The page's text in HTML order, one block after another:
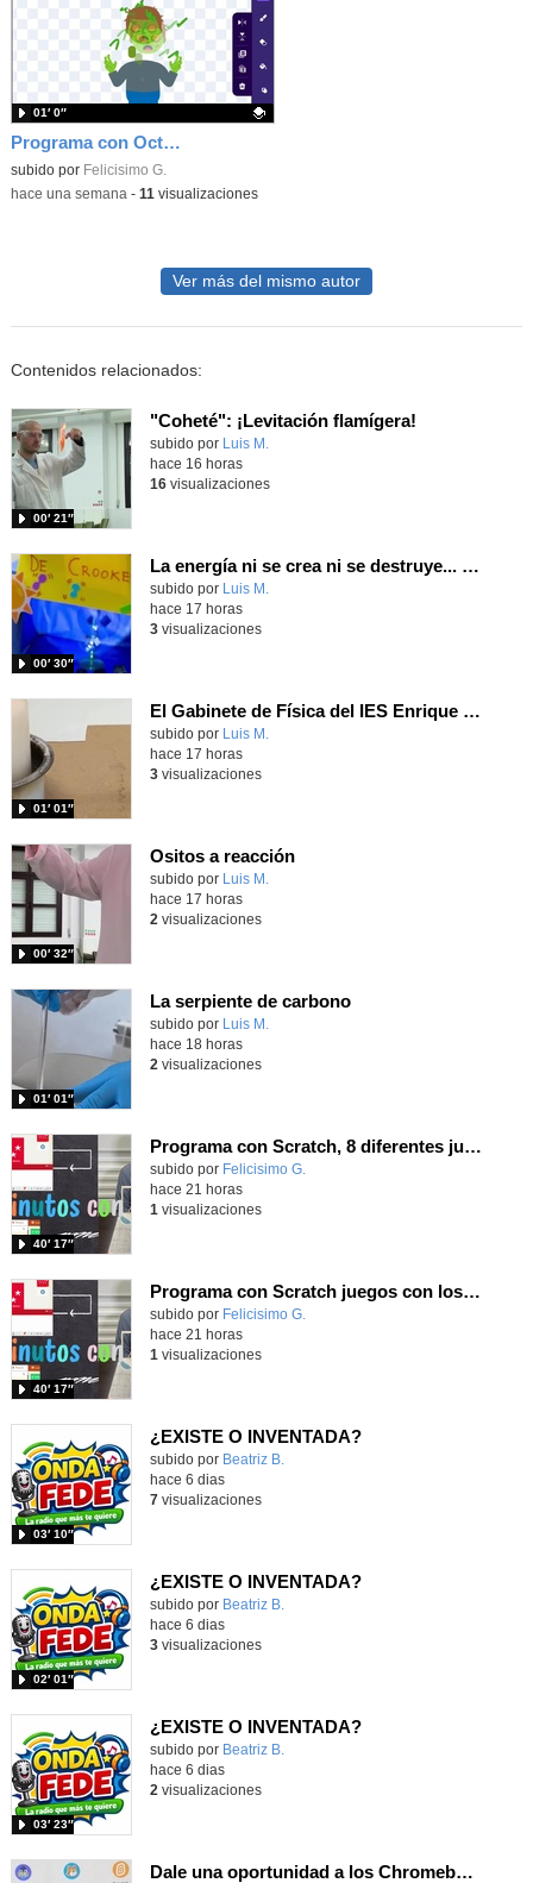
Programa con OctoStudio, un juego homenajeando al House of the dead con Zombies
Contenido educativo.
subido por Felicisimo G.
01′ 0″
-hace una semana - 11 visualizaciones
Ver más del mismo autor
Contenidos relacionados:
"Coheté": ¡Levitación flamígera!
Contenido educativo.
subido por Luis M.
00′ 21″
hace 16 horas
16visualizaciones
La energía ni se crea ni se destruye... ¡se experimenta! El Tierno en la Feria Madrid es Ciencia 2026
Contenido educativo.
subido por Luis M.
00′ 30″
hace 17 horas
3visualizaciones
El Gabinete de Física del IES Enrique Tierno Galván de Parla (Curso 25-26)
Contenido educativo.
subido por Luis M.
01′ 01″
hace 17 horas
3visualizaciones
Ositos a reacción
Contenido educativo.
subido por Luis M.
00′ 32″
hace 17 horas
2 visualizaciones
La serpiente de carbono
Contenido educativo.
subido por Luis M.
01′ 01″
hace 18 horas
2 visualizaciones
Programa con Scratch, 8 diferentes juegos para vivir la emoción de los partidos de España en el mundial 2026
Contenido educativo.
subido por Felicisimo G.
40′ 17″
hace 21 horas
1 visualizaciones
Programa con Scratch juegos con los partidos del mundial 2026 ganados por España
Contenido educativo.
subido por Felicisimo G.
40′ 17″
hace 21 horas
1 visualizaciones
¿EXISTE O INVENTADA?
Contenido educativo.
subido por Beatriz B.
03′ 10″
hace 6 dias
7visualizaciones
¿EXISTE O INVENTADA?
Contenido educativo.
subido por Beatriz B.
02′ 01″
hace 6 dias
3visualizaciones
¿EXISTE O INVENTADA?
Contenido educativo.
subido por Beatriz B.
03′ 23″
hace 6 dias
2 visualizaciones
Dale una oportunidad a los Chromebooks y utiliza un proyector para realizar talleres si no tienes pantallas táctiles